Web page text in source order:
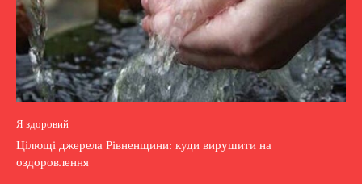
Я здоровий
Цілющі джерела Рівненщини: куди вирушити на
оздоровлення